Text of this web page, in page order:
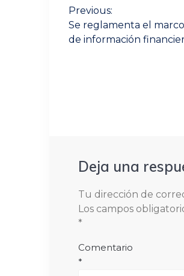
de
entradas
Previous:
Previous
post:
Se reglamenta el
de información
Deja una
Tu dirección de
Los campos
*
Comentario
*